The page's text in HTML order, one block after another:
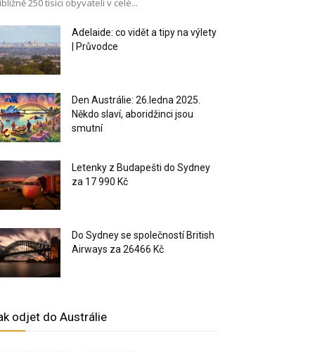
250 tisíci obyvateli v celé...
Adelaide: co vidět a tipy na výlety
| Průvodce
Den Austrálie: 26.ledna 2025.
Někdo slaví, aboridžinci jsou
smutní
Letenky z Budapešti do Sydney
za 17 990 Kč
Do Sydney se společností British
Airways za 26466 Kč
odjet do Austrálie